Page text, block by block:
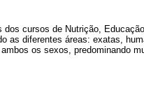
cursos de Nutrição,
as diferentes áreas: exatas,
os sexos, predominando